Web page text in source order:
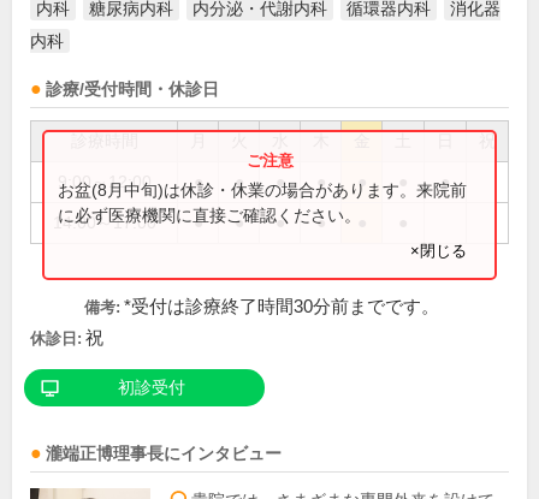
内科 糖尿病内科 内分泌・代謝内科 循環器内科
消化器
内科
診療/受付時間・休診日
祝
9:00～12:00 ● ● ● ● ● ●
14:00～17:00 ● ● ● ●
お盆(8月中旬)は休診・休業の場合があります。来院前
に必ず医療機関に直接ご確認ください。
×閉じる
備考: *受付は診療終了時間30分前までです。
休診日: 祝
初診受付
瀧端正博理事長にインタビュー